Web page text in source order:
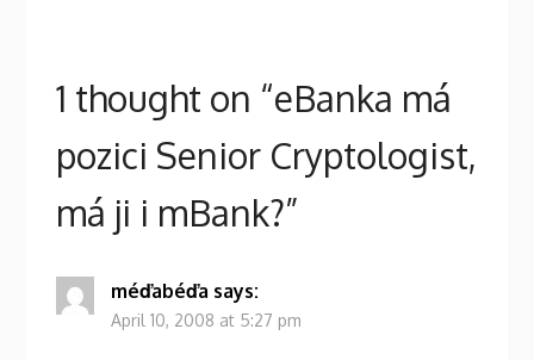
1 thought on “eBanka má
pozici Senior Cryptologist,
má ji i mBank?”
méďabéďa says:
April 10, 2008 at 5:27 pm